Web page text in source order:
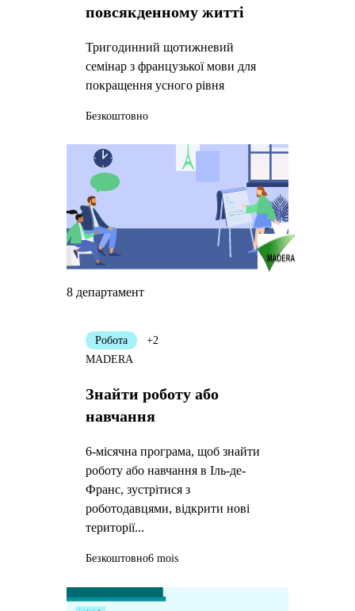
повсякденному житті
Тригодинний щотижневий
семінар з французької мови для
покращення усного рівня
Безкоштовно
8 департамент
Знайти роботу або
навчання
6-місячна програма, щоб знайти
роботу або навчання в Іль-де-
Франс, зустрітися з
роботодавцями, відкрити нові
території...
Робота
+2
MADERA
Безкоштовно6 mois